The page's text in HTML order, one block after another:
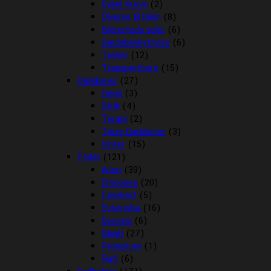
Cykel Kurve (2)
Diverse til bilen (8)
Sikkerheds seler (6)
Sædebeskyttelse (6)
Tasker (12)
Transportbure (15)
Dækkener (27)
Regn (3)
Strik (4)
Terapi (2)
Tørre Dækkener (3)
Vinter (15)
Foder (121)
Arion (39)
Chicopee (20)
Easybarf (5)
Eukanuba (16)
Genesis (6)
Mush (27)
Pronature (1)
Rafi (6)